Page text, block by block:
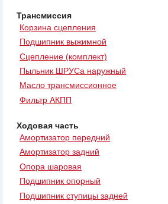
Трансмиссия
Корзина сцепления
Подшипник выжимной
Сцепление (комплект)
Пыльник ШРУСа наружный
Масло трансмиссионное
Фильтр АКПП
Ходовая часть
Амортизатор передний
Амортизатор задний
Опора шаровая
Подшипник опорный
Подшипник ступицы задней